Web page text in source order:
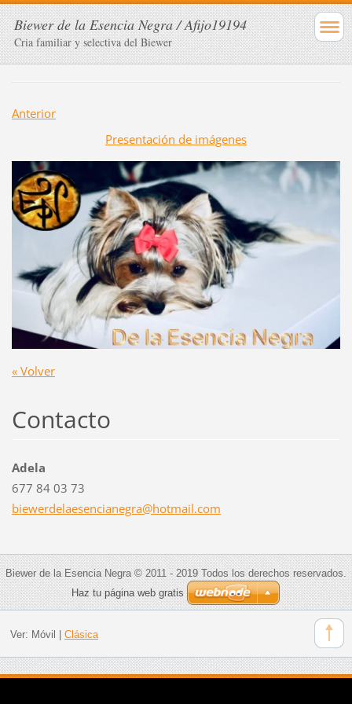
Biewer de la Esencia Negra / Afijo19194
Cria familiar y selectiva del Biewer
Anterior
Presentación de imágenes
« Volver
Contacto
Adela
677 84 03 73
biewerdelaesencianegra@hotmail.com
Biewer de la Esencia Negra © 2011 - 2019 Todos los derechos reservados.
Haz tu página web gratis
Ver: Móvil | Clásica